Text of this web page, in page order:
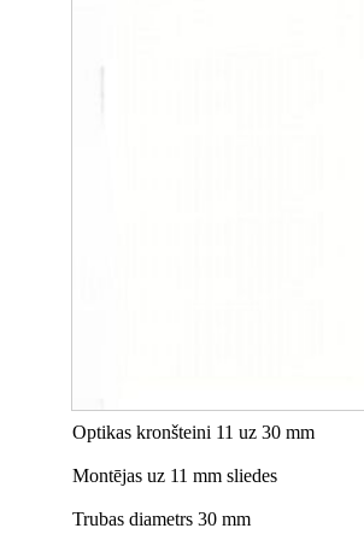
Optikas kronšteini 11 uz 30 mm
Montējas uz 11 mm sliedes
Trubas diametrs 30 mm